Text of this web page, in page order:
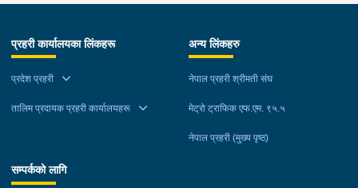
खटिएको प्रहरी टोलीले नियन्त्रणमा लिईएको ।
प्रहरी कार्यालयका लिंकहरू
प्रदेश प्रहरी
तालिम प्रदायक प्रहरी कार्यालयहरू
अन्य लिंकहरु
नेपाल प्रहरी श्रीमती संघ
मेट्रो ट्राफिक एफ.एम. ९५.५
नेपाल प्रहरी (मुख्य पृष्ठ)
सम्पर्कको लागि